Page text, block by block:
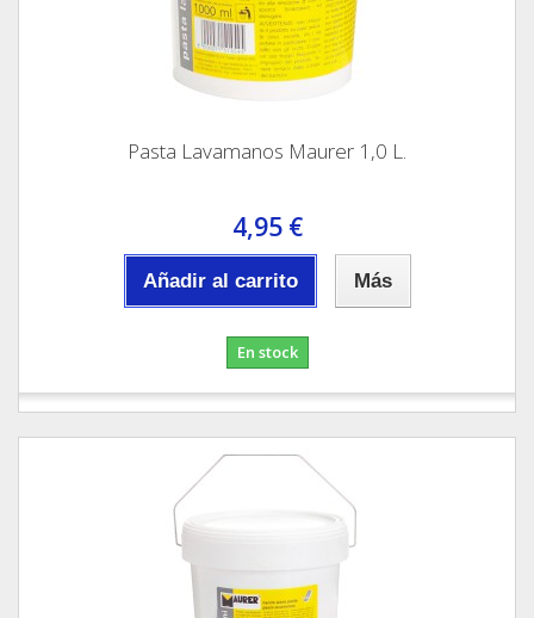
Pasta Lavamanos Maurer 1,0 L.
4,95 €
Añadir al carrito Más
En stock